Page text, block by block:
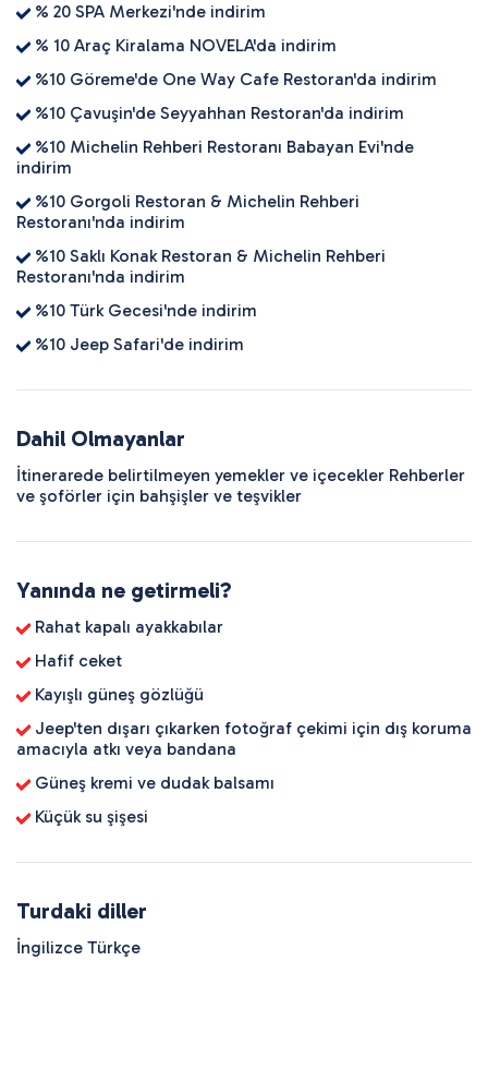
% 20 SPA Merkezi'nde indirim
% 10 Araç Kiralama NOVELA'da indirim
%10 Göreme'de One Way Cafe Restoran'da indirim
%10 Çavuşin'de Seyyahhan Restoran'da indirim
%10 Michelin Rehberi Restoranı Babayan Evi'nde
indirim
%10 Gorgoli Restoran & Michelin Rehberi
Restoranı'nda indirim
%10 Saklı Konak Restoran & Michelin Rehberi
Restoranı'nda indirim
%10 Türk Gecesi'nde indirim
%10 Jeep Safari'de indirim
Dahil Olmayanlar
İtinerarede belirtilmeyen yemekler ve içecekler Rehberler
ve şoförler için bahşişler ve teşvikler
Yanında ne getirmeli?
Rahat kapalı ayakkabılar
Hafif ceket
Kayışlı güneş gözlüğü
Jeep'ten dışarı çıkarken fotoğraf çekimi için dış koruma
amacıyla atkı veya bandana
Güneş kremi ve dudak balsamı
Küçük su şişesi
Turdaki diller
İngilizce Türkçe